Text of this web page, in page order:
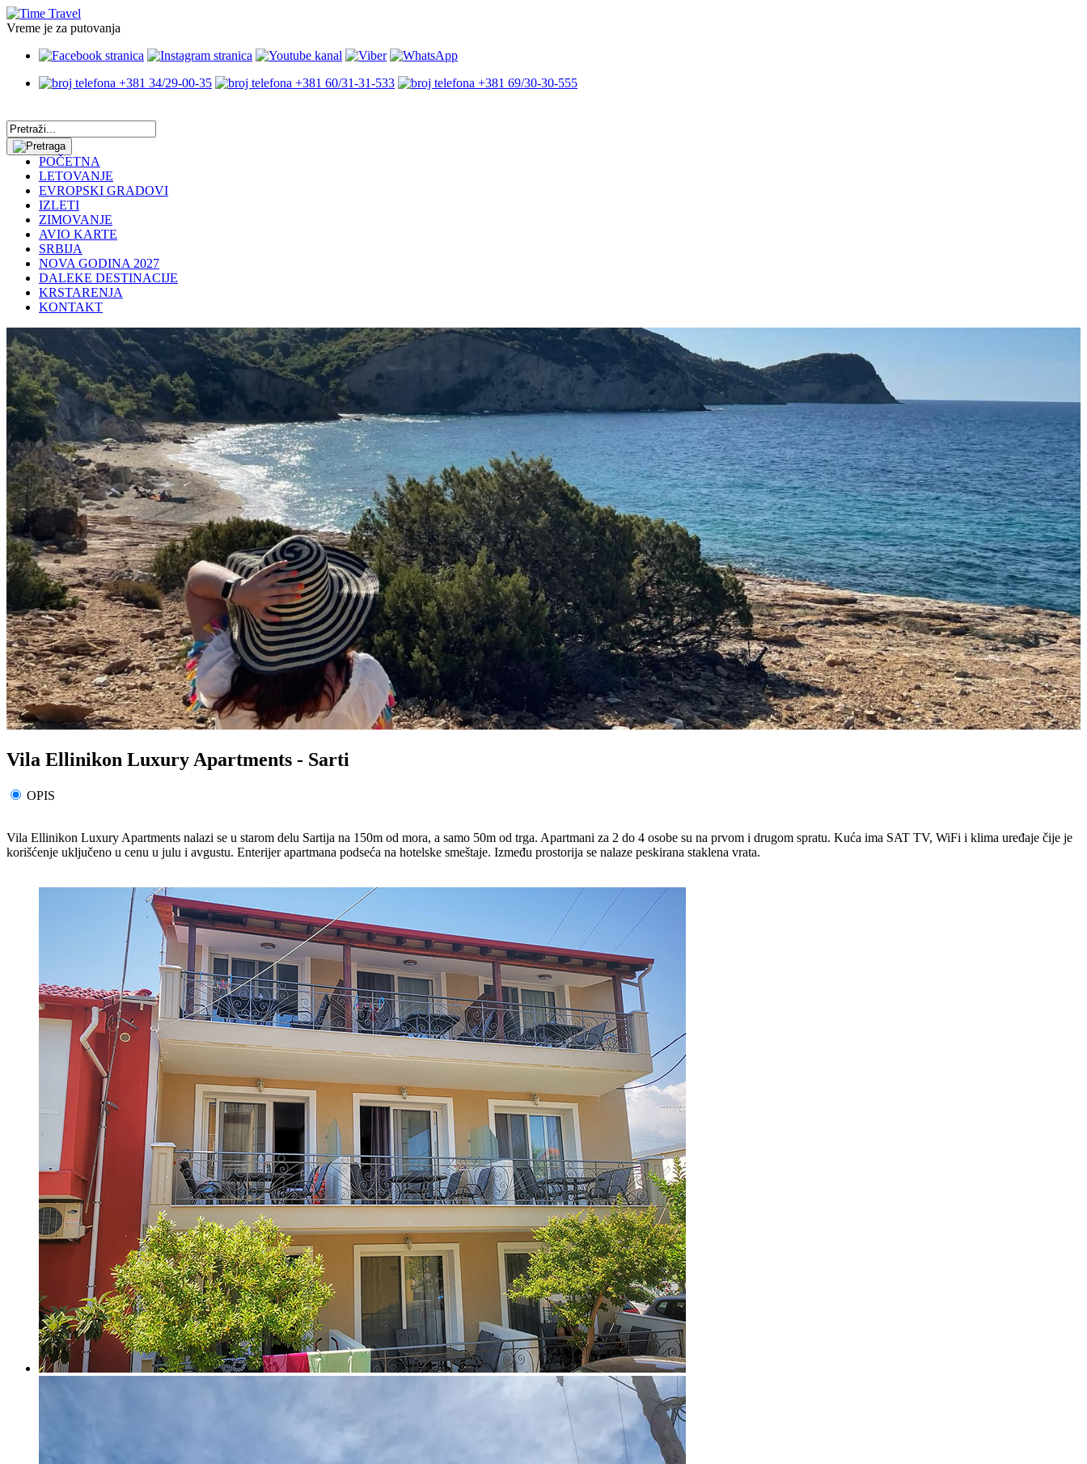
Vreme je za putovanja
+381 34/29-00-35 +381 60/31-31-533 +381 69/30-30-555
POČETNA
LETOVANJE
EVROPSKI GRADOVI
IZLETI
ZIMOVANJE
AVIO KARTE
SRBIJA
NOVA GODINA 2027
DALEKE DESTINACIJE
KRSTARENJA
KONTAKT
Vila Ellinikon Luxury Apartments - Sarti
OPIS
Vila Ellinikon Luxury Apartments nalazi se u starom delu Sartija na 150m od mora, a samo 50m od trga. Apartmani za 2 do 4 osobe su na prvom i drugom spratu. Kuća ima SAT TV, WiFi i klima uređaje čije je
korišćenje uključeno u cenu u julu i avgustu. Enterijer apartmana podseća na hotelske smeštaje. Između prostorija se nalaze peskirana staklena vrata.